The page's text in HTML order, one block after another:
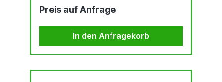
Rundbürsten (Stationen 4+5). Mit dieser
Maschine können Sie eine große Rundung (R2)
an Ihren Metallteilen vornehmen. Der Super
Edge Rounder ist für flache Blechteile von 4 bis
40 mm Dicke und bis zu 600 mm Breite
Endbearbeitung von...
Preis auf Anfrage
In den Anfragekorb